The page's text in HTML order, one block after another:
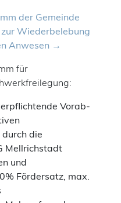
der Gemeinde
Wiederbelebung
Anwesen
für
Vorab-
die
Mellrichstadt
und
Fördersatz, max.